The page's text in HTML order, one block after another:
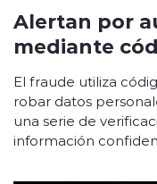
Alertan por
mediante
El fraude utiliza
robar datos
una serie de
información